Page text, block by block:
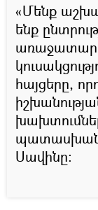
«Մենք
ենք
առաջատար
հայցերը,
պատասխան
Սավինը։